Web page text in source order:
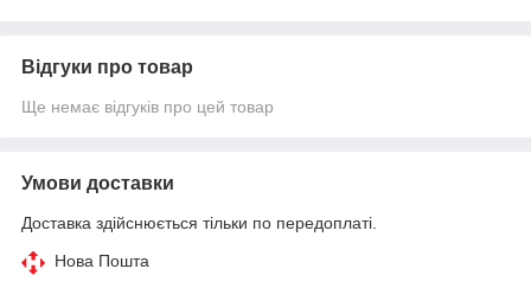
Відгуки про товар
Ще немає відгуків про цей товар
Умови доставки
Доставка здійснюється тільки по передоплаті.
Нова Пошта